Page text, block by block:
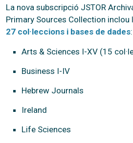
La nova subscripció JSTOR
Primary Sources Collection inclou
27 col·leccions i bases de dades:
Arts & Sciences I-XV (15
Business I-IV
Hebrew Journals
Ireland
Life Sciences